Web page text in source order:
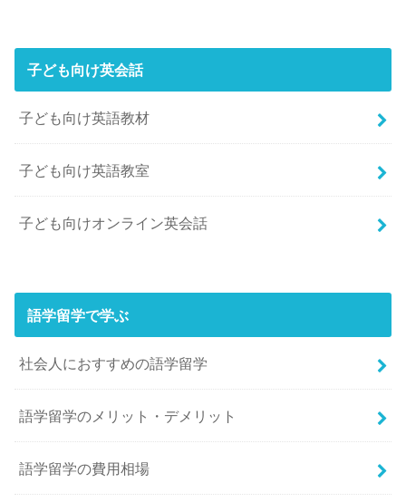
子ども向け英会話
子ども向け英語教材
子ども向け英語教室
子ども向けオンライン英会話
語学留学で学ぶ
社会人におすすめの語学留学
語学留学のメリット・デメリット
語学留学の費用相場